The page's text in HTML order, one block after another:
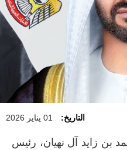
التاريخ: 01 يناير 2026
بن زايد آل نهيان، رئيس